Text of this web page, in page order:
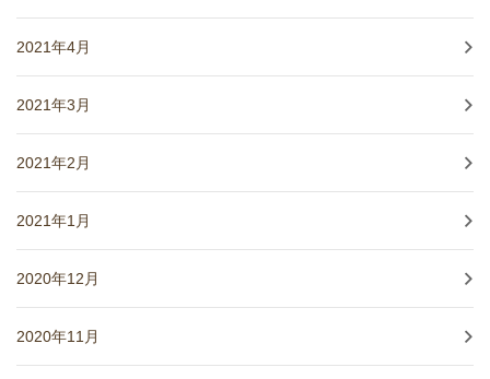
2021年4月
2021年3月
2021年2月
2021年1月
2020年12月
2020年11月